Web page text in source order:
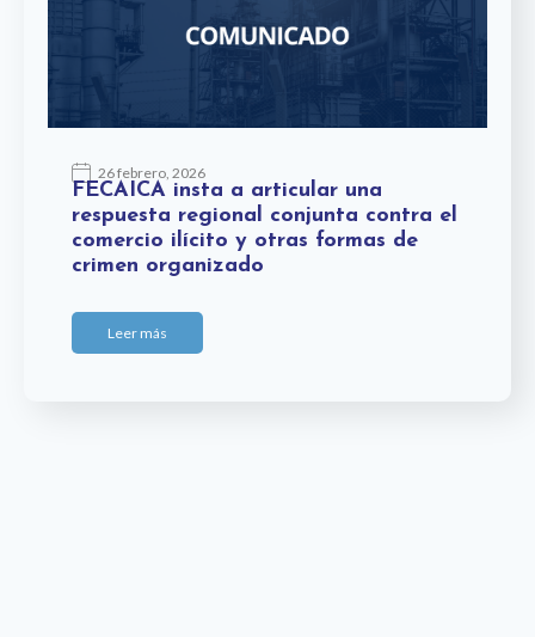
26 febrero, 2026
FECAICA insta a articular una
respuesta regional conjunta contra el
comercio ilícito y otras formas de
crimen organizado
Leer más